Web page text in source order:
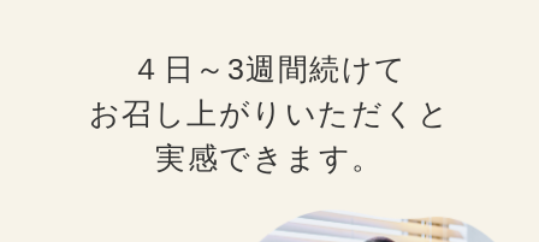
４日～3週間続けて
お召し上がりいただくと
実感できます。